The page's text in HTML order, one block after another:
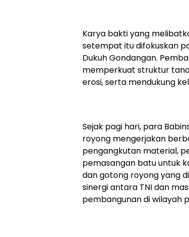
Karya bakti yang
setempat itu difokuskan
Dukuh Gondangan.
memperkuat struktur
erosi, serta mendukung
Sejak pagi hari, para
royong mengerjakan
pengangkutan material,
pemasangan batu untuk
dan gotong royong yang
sinergi antara TNI dan
pembangunan di wilayah